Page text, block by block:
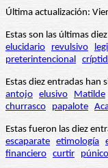
Última actualización:
Estas son las últimas
elucidario
revulsivo
preterintencional
Estas diez entradas han
antojo elusivo Matilde
churrasco
papalote
Estas fueron las diez
escaparate etimología
financiero curtir púnico